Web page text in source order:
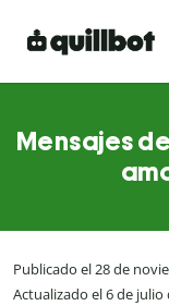
Mensajes
Publicado el 28 de
Actualizado el 6 de julio